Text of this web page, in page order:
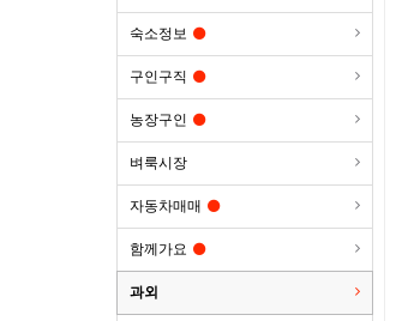
숙소정보
구인구직
농장구인
벼룩시장
자동차매매
함께가요
과외